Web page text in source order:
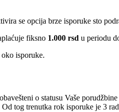
se opcija brze isporuke sto
fiksno 1.000 rsd u periodu
isporuke.
o statusu Vaše
tog trenutka rok isporuke je 3